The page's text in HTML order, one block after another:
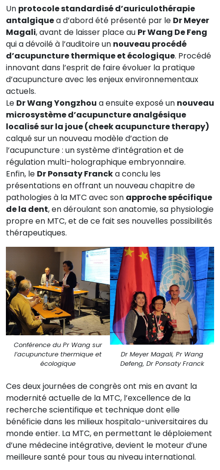
Un protocole standardisé d’auriculothérapie
antalgiquea d’abord été présenté par le Dr Meyer
Magali, avant de laisser place au Pr Wang De Feng
qui a dévoilé à l’auditoire un nouveau procédé
d’acupuncture thermique et écologique. Procédé
innovant dans l’esprit de faire évoluer la pratique
d’acupuncture avec les enjeux environnementaux
actuels.
Le Dr Wang Yongzhou a ensuite exposé un nouveau
microsystème d’acupuncture analgésique
localisé sur la joue (cheek acupuncture therapy)
calqué sur un nouveau modèle d’action de
l’acupuncture : un système d’intégration et de
régulation multi-holographique embryonnaire.
Enfin, le Dr Ponsaty Francka conclu les
présentations en offrant un nouveau chapitre de
pathologies à la MTC avec son approche spécifique
de la dent, en déroulant son anatomie, sa physiologie
propre en MTC, et de ce fait ses nouvelles possibilités
thérapeutiques.
Conférence du Pr Wang sur
l’acupuncture thermique et
écologique
Dr Meyer Magali, Pr Wang
Defeng, Dr Ponsaty Franck
Ces deux journées de congrès ont mis en avant la
modernité actuelle de la MTC, l’excellence de la
recherche scientifique et technique dont elle
bénéficie dans les milieux hospitalo-universitaires du
monde entier. La MTC, en permettant le déploiement
d’une médecine intégrative, devient le moteur d’une
meilleure santé pour tous au niveau international.